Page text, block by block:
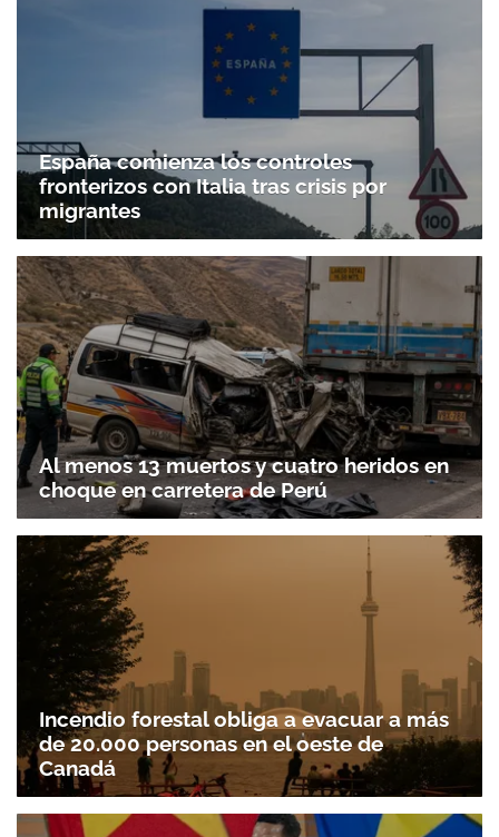
España comienza los controles
fronterizos con Italia tras crisis por
migrantes
Al menos 13 muertos y cuatro heridos en
choque en carretera de Perú
Incendio forestal obliga a evacuar a más
de 20.000 personas en el oeste de
Canadá